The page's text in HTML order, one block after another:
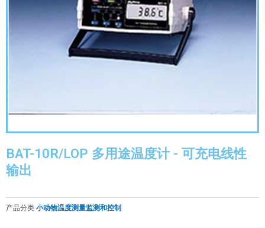
BAT-10R/LOP 多用途温度计 - 可充电线性
输出
产品分类 小动物温度测量监测和控制